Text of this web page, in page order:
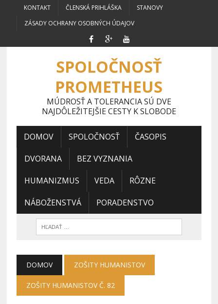
KONTAKT ČLENSKÁ PRIHLÁŠKA
STANOVY
ZÁSADY OCHRANY OSOBNÝCH ÚDAJOV
SPOLOČNOSŤ
PROMETHEUS
MÚDROSŤ A TOLERANCIA SÚ DVE
NAJDÔLEŽITEJŠIE CESTY K SLOBODE
DOMOV SPOLOČNOSŤ ČASOPIS
DVORANA BEZ VYZNANIA
HUMANIZMUS VEDA RÔZNE
NÁBOŽENSTVÁ PORADENSTVO
DOMOV ZOŠITY HUMANISTOV
ZOŠITY HUMANISTOV Č. 82